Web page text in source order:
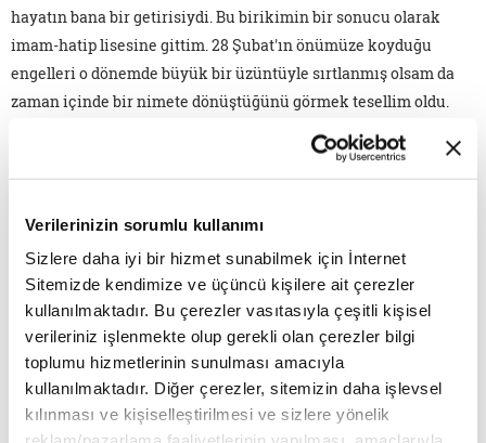
Verilerinizin sorumlu kullanımı
Sizlere daha iyi bir hizmet sunabilmek için İnternet
Sitemizde kendimize ve üçüncü kişilere ait çerezler
kullanılmaktadır. Bu çerezler vasıtasıyla çeşitli kişisel
verileriniz işlenmekte olup gerekli olan çerezler bilgi
toplumu hizmetlerinin sunulması amacıyla
kullanılmaktadır. Diğer çerezler, sitemizin daha işlevsel
kılınması ve kişiselleştirilmesi ve sizlere yönelik
hayatın bana bir getirisiydi. Bu birikimin bir sonucu olarak
imam-hatip lisesine gittim. 28 Şubat'ın önümüze koyduğu
engelleri o dönemde büyük bir üzüntüyle sırtlanmış olsam da
zaman içinde bir nimete dönüştüğünü görmek tesellim oldu.
Eğitimim hayalimdekinden farklı bir pencereye açılmıştı.
Peki, ilahiyat da nereden çıktı? Yurt dışına giderek istediğim
bölümü okumak ya da Türkiye'de kalarak ilahiyata razı olmak
arasında bir seçim yapmam gerekmişti. Bu seçimi yapma
zorunluluğum "başörtülü, imamhatipli" olmamdan ileri
geliyordu. Vatanımda kalarak önüme çıkan yolları
değerlendirmeye karar verdim. Böylece ilahiyatçı ve eğitimci
olmanın kapıları açıldı önüme. Bu birikimin hayatıma
kattıklarına paha biçemem. Kimlik dediğimiz şeyin inşası